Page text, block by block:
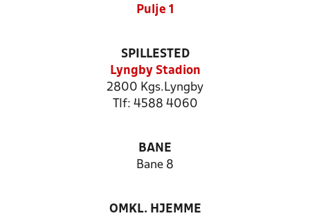
Pulje 1
SPILLESTED
Lyngby Stadion
2800 Kgs.Lyngby
Tlf: 4588 4060
BANE
Bane 8
OMKL. HJEMME